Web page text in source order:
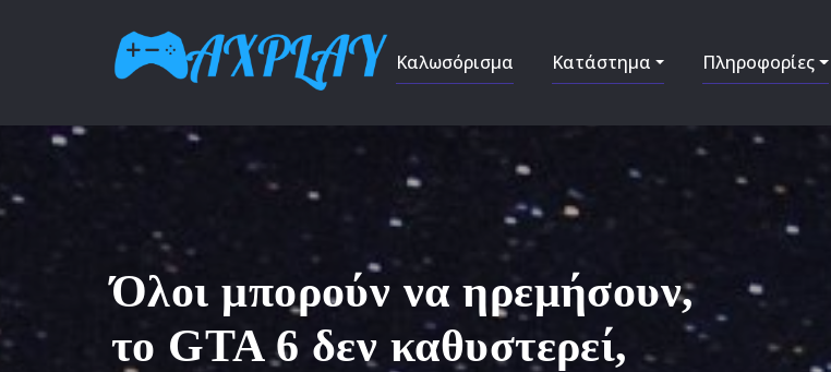
Καλωσόρισμα Κατάστημα Πληροφορίες
Όλοι μπορούν να ηρεμήσουν,
το GTA 6 δεν καθυστερεί,